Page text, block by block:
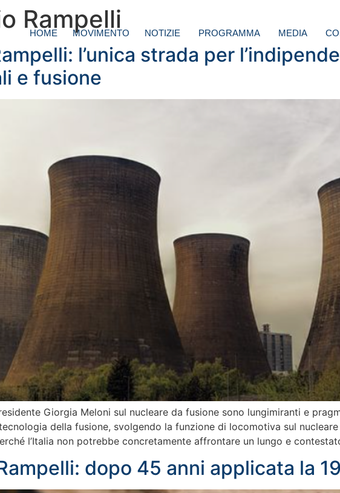
HOME MOVIMENTO NOTIZIE PROGRAMMA MEDIA
Rampelli
l’unica strada per
e fusione
Giorgia Meloni sul nucleare da fusione sono lungimiranti e
della fusione, svolgendo la funzione di locomotiva sul
l’Italia non potrebbe concretamente affrontare un lungo e
dopo 45 anni applicata la